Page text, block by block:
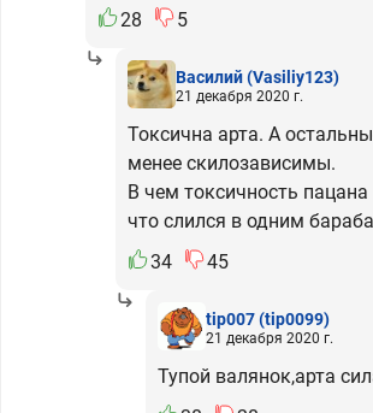
28
5
Василий(Vasiliy123)
21 декабря 2020 г.
Токсична арта. А
менее скилозависимы.
В чем токсичность пацана
что слился в одним
34
45
tip007(tip0099)
21 декабря 2020 г.
Тупой валянок,арта